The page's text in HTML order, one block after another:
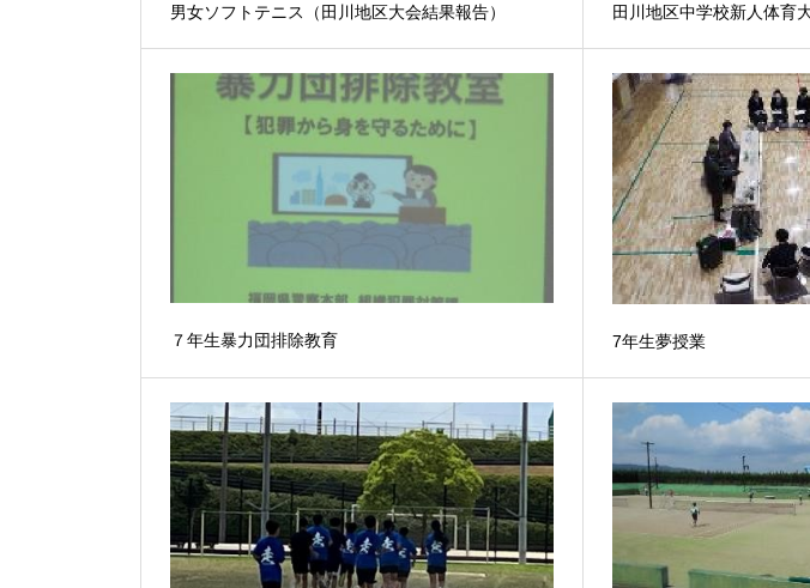
男女ソフトテニス（田川地区大会結果報告） 田川地区中学校新人体
７年生暴力団排除教育 7年生夢授業